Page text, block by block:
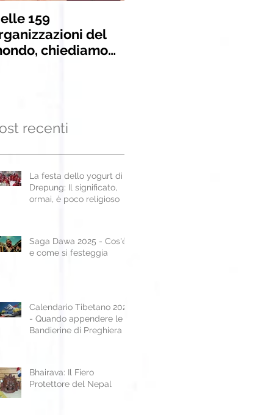
159
del
chiediamo
recenti
La festa dello yogurt di
Drepung: Il significato,
ormai, è poco religioso
Saga Dawa 2025 - Cos'è
e come si festeggia
Calendario Tibetano 2025
- Quando appendere le
Bandierine di Preghiera
Bhairava: Il Fiero
Protettore del Nepal